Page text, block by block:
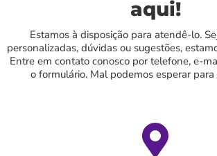
aqui!
Estamos à disposição para atendê-lo.
personalizadas, dúvidas ou sugestões,
Entre em contato conosco por telefone, e-
o formulário. Mal podemos esperar